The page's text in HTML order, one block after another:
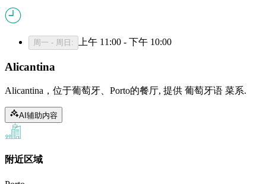
周一 - 周日 : 上午 11:00 - 下午 10:00
Alicantina
Alicantina，位于葡萄牙、Porto的餐厅, 提供 葡萄牙语 菜系.
AI辅助内容
附近区域